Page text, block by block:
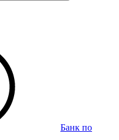
Банк по